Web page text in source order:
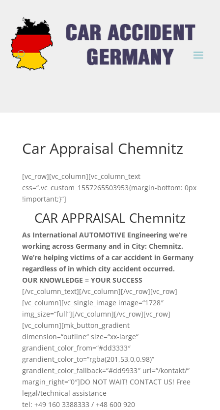
Car Appraisal Chemnitz
[vc_row][vc_column][vc_column_text
css=“.vc_custom_1557265503953{margin-bottom: 0px
!important;}“]
CAR APPRAISAL Chemnitz
As International AUTOMOTIVE Engineering we’re
working across Germany and in City: Chemnitz.
We’re helping victims of a car accident in Germany
regardless of in which city accident occurred.
OUR KNOWLEDGE = YOUR SUCCESS
[/vc_column_text][/vc_column][/vc_row][vc_row]
[vc_column][vc_single_image image=“1728″
img_size=“full“][/vc_column][/vc_row][vc_row]
[vc_column][mk_button_gradient
dimension=“outline“ size=“xx-large“
grandient_color_from=“#dd3333″
grandient_color_to=“rgba(201,53,0,0.98)“
grandient_color_fallback=“#dd9933″ url=“/kontakt/“
margin_right=“0″]DO NOT WAIT! CONTACT US! Free
legal/technical assistance
tel: +49 160 3388333 / +48 600 920